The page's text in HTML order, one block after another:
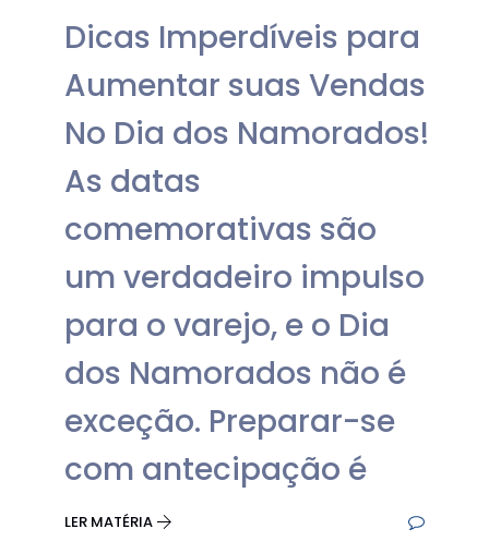
Dicas Imperdíveis para
Aumentar suas Vendas
No Dia dos Namorados!
As datas
comemorativas são
um verdadeiro impulso
para o varejo, e o Dia
dos Namorados não é
exceção. Preparar-se
com antecipação é
LER MATÉRIA